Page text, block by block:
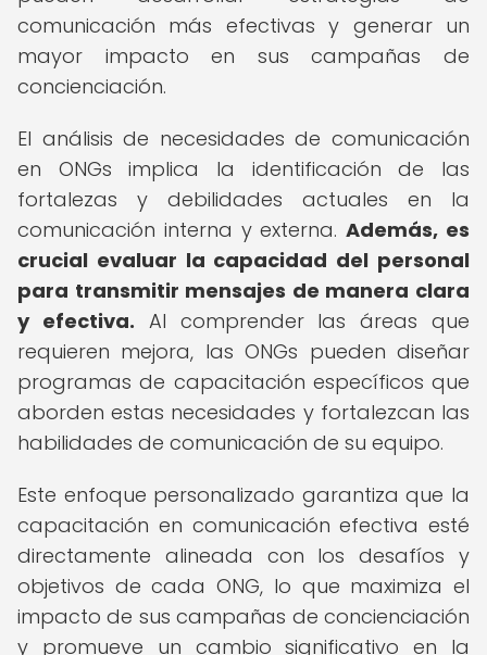
comunicación más efectivas y generar un
mayor impacto en sus campañas de
concienciación.
El análisis de necesidades de comunicación
en ONGs implica la identificación de las
fortalezas y debilidades actuales en la
comunicación interna y externa.Además, es
crucial evaluar la capacidad del personal
para transmitir mensajes de manera clara
y efectiva. Al comprender las áreas que
requieren mejora, las ONGs pueden diseñar
programas de capacitación específicos que
aborden estas necesidades y fortalezcan las
habilidades de comunicación de su equipo.
Este enfoque personalizado garantiza que la
capacitación en comunicación efectiva esté
directamente alineada con los desafíos y
objetivos de cada ONG, lo que maximiza el
impacto de sus campañas de concienciación
y promueve un cambio significativo en la